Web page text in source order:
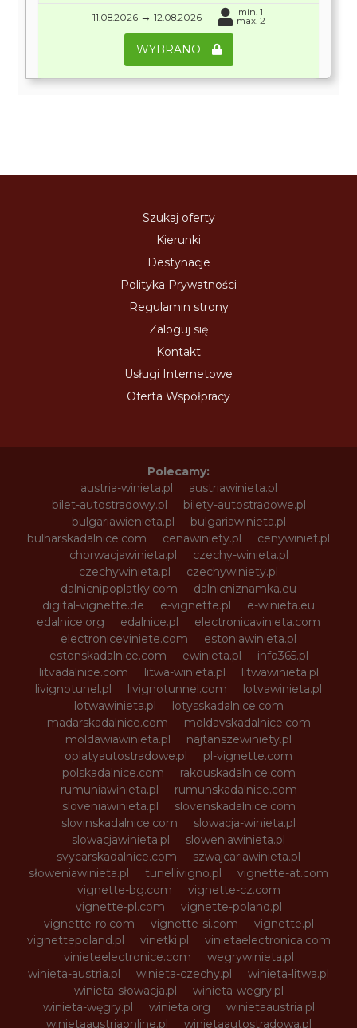
11.08.2026 → 12.08.2026 min. 1
max. 2
WYBRANO
Szukaj oferty
Kierunki
Destynacje
Polityka Prywatności
Regulamin strony
Zaloguj się
Kontakt
Usługi Internetowe
Oferta Współpracy
Polecamy:
austria-winieta.pl
austriawinieta.pl
bilet-autostradowy.pl
bilety-autostradowe.pl
bulgariawienieta.pl
bulgariawinieta.pl
bulharskadalnice.com
cenawiniety.pl
cenywiniet.pl
chorwacjawinieta.pl
czechy-winieta.pl
czechywinieta.pl
czechywiniety.pl
dalnicnipoplatky.com
dalnicniznamka.eu
digital-vignette.de
e-vignette.pl
e-winieta.eu
edalnice.org
edalnice.pl
electronicavinieta.com
electroniceviniete.com
estoniawinieta.pl
estonskadalnice.com
ewinieta.pl
info365.pl
litvadalnice.com
litwa-winieta.pl
litwawinieta.pl
livignotunel.pl
livignotunnel.com
lotvawinieta.pl
lotwawinieta.pl
lotysskadalnice.com
madarskadalnice.com
moldavskadalnice.com
moldawiawinieta.pl
najtanszewiniety.pl
oplatyautostradowe.pl
pl-vignette.com
polskadalnice.com
rakouskadalnice.com
rumuniawinieta.pl
rumunskadalnice.com
sloveniawinieta.pl
slovenskadalnice.com
slovinskadalnice.com
slowacja-winieta.pl
slowacjawinieta.pl
sloweniawinieta.pl
svycarskadalnice.com
szwajcariawinieta.pl
słoweniawinieta.pl
tunellivigno.pl
vignette-at.com
vignette-bg.com
vignette-cz.com
vignette-pl.com
vignette-poland.pl
vignette-ro.com
vignette-si.com
vignette.pl
vignettepoland.pl
vinetki.pl
vinietaelectronica.com
vinieteelectronice.com
wegrywinieta.pl
winieta-austria.pl
winieta-czechy.pl
winieta-litwa.pl
winieta-słowacja.pl
winieta-wegry.pl
winieta-węgry.pl
winieta.org
winietaaustria.pl
winietaaustriaonline.pl
winietaautostradowa.pl